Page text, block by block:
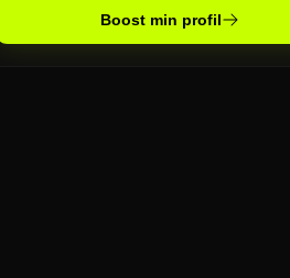
Boost min profil